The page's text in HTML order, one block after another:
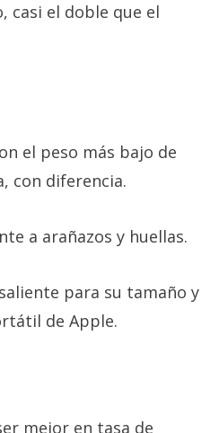
casi el doble que el
el peso más bajo de
con diferencia.
a arañazos y huellas.
para su tamaño y
de Apple.
mejor en tasa de